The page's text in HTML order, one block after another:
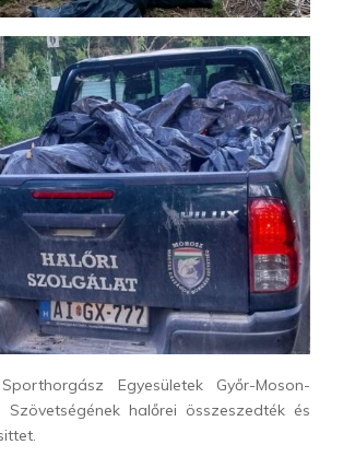
Egyesületek Győr-Moson-
halőrei összeszedték és